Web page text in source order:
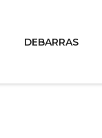
DEBARRAS